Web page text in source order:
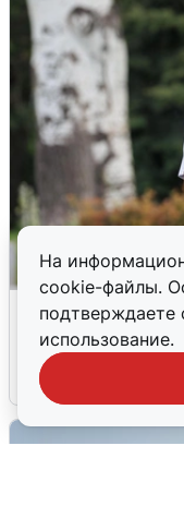
На
cookie-файлы.
подтверждаете
использование.
Волгоградцы
мобильного
6 августа